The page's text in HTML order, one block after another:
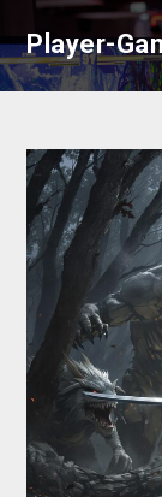
to
content
Player-